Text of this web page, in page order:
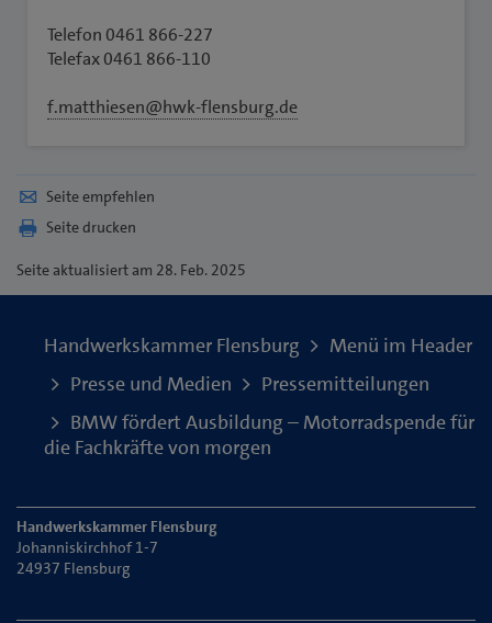
Telefon 0461 866-227
Telefax 0461 866-110
f.matthiesen@hwk-flensburg.de
Seite empfehlen
Seite drucken
Seiteaktualisiert am 28. Feb. 2025
Handwerkskammer Flensburg
Menü im Header
Presse und Medien
Pressemitteilungen
BMW fördert Ausbildung – Motorradspende für
die Fachkräfte von morgen
Handwerkskammer Flensburg
Johanniskirchhof 1-7
24937 Flensburg